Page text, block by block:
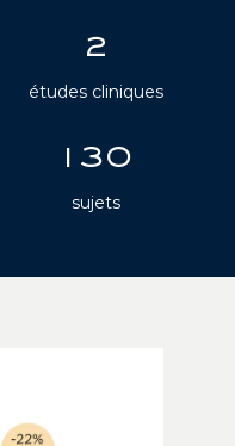
2
études cliniques
130
sujets